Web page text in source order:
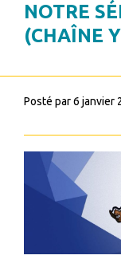
NOTRE
(CHAÎNE
Posté par6 janvier